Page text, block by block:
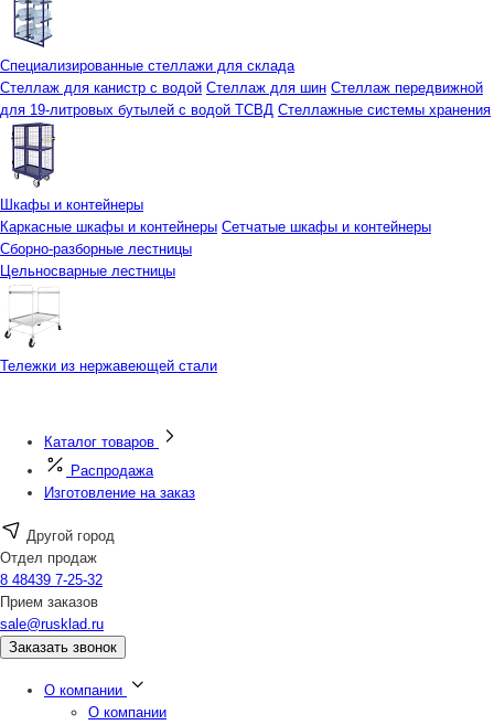
Специализированные стеллажи для склада
Стеллаж для канистр с водой Стеллаж для шин Стеллаж передвижной
для 19-литровых бутылей с водой ТСВД Стеллажные системы хранения
Шкафы и контейнеры
Каркасные шкафы и контейнеры Сетчатые шкафы и контейнеры
Сборно-разборные лестницы
Цельносварные лестницы
Тележки из нержавеющей стали
Каталог товаров
Распродажа
Изготовление на заказ
Другой город
Отдел продаж
8 48439 7-25-32
Прием заказов
sale@rusklad.ru
Заказать звонок
О компании
О компании